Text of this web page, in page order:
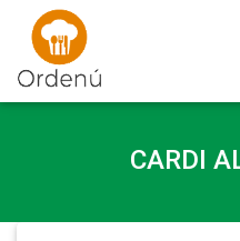
Ordenu
CARDI